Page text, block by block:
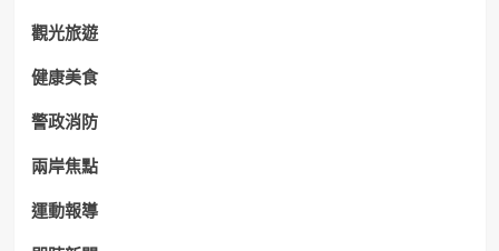
觀光旅遊
健康美食
警政消防
兩岸焦點
運動報導